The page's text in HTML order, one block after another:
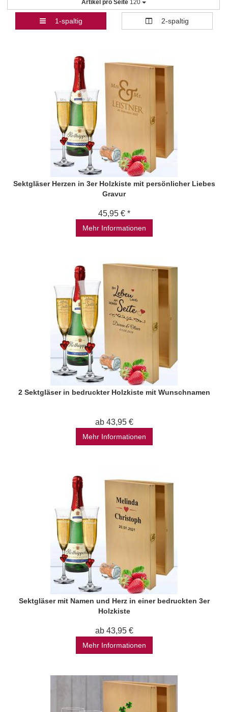
Artikel pro Seite 120
1-spaltig 2-spaltig
Sektgläser Herzen in 3er Holzkiste mit persönlicher Liebes
Gravur
45,95 € *
Mehr Informationen
2 Sektgläser in bedruckter Holzkiste mit Wunschnamen
ab 43,95 €
Mehr Informationen
Sektgläser mit Namen und Herz in einer bedruckten 3er
Holzkiste
ab 43,95 €
Mehr Informationen